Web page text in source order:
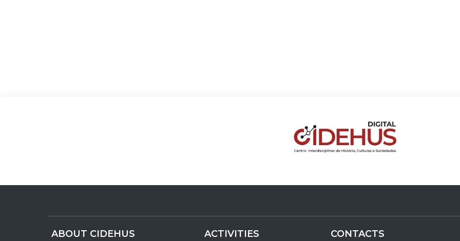
ABOUT CIDEHUS ACTIVITIES CONTACTS